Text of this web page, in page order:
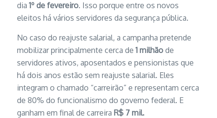
dia1º de fevereiro. Isso porque entre os novos
eleitos há vários servidores da segurança pública.
No caso do reajuste salarial, a campanha pretende
mobilizar principalmente cerca de 1 milhão de
servidores ativos, aposentados e pensionistas que
há dois anos estão sem reajuste salarial. Eles
integram o chamado “carreirão” e representam cerca
de 80% do funcionalismo do governo federal. E
ganham em final de carreira R$ 7 mil.